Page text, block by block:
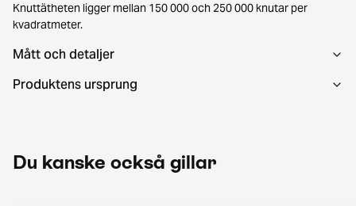
Knuttätheten ligger mellan 150 000 och 250 000 knutar per
kvadratmeter.
Mått och detaljer
Produktens ursprung
Du kanske också gillar